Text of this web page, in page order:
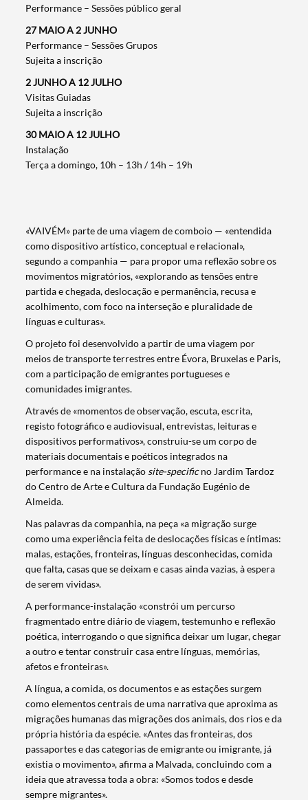
Performance – Sessões público geral
27 MAIO A 2 JUNHO
Performance – Sessões Grupos
Sujeita a inscrição
2 JUNHO A 12 JULHO
Visitas Guiadas
Sujeita a inscrição
30 MAIO A 12 JULHO
Instalação
Terça a domingo, 10h – 13h / 14h – 19h
«VAIVÉM» parte de uma viagem de comboio — «entendida
como dispositivo artístico, conceptual e relacional»,
segundo a companhia — para propor uma reflexão sobre os
movimentos migratórios, «explorando as tensões entre
partida e chegada, deslocação e permanência, recusa e
acolhimento, com foco na interseção e pluralidade de
línguas e culturas».
O projeto foi desenvolvido a partir de uma viagem por
meios de transporte terrestres entre Évora, Bruxelas e Paris,
com a participação de emigrantes portugueses e
comunidades imigrantes.
Através de «momentos de observação, escuta, escrita,
registo fotográfico e audiovisual, entrevistas, leituras e
dispositivos performativos», construiu-se um corpo de
materiais documentais e poéticos integrados na
performance e na instalação site-specificno Jardim Tardoz
do Centro de Arte e Cultura da Fundação Eugénio de
Almeida.
Nas palavras da companhia, na peça «a migração surge
como uma experiência feita de deslocações físicas e íntimas:
malas, estações, fronteiras, línguas desconhecidas, comida
que falta, casas que se deixam e casas ainda vazias, à espera
de serem vividas».
A performance-instalação «constrói um percurso
fragmentado entre diário de viagem, testemunho e reflexão
poética, interrogando o que significa deixar um lugar, chegar
a outro e tentar construir casa entre línguas, memórias,
afetos e fronteiras».
A língua, a comida, os documentos e as estações surgem
como elementos centrais de uma narrativa que aproxima as
migrações humanas das migrações dos animais, dos rios e da
própria história da espécie. «Antes das fronteiras, dos
passaportes e das categorias de emigrante ou imigrante, já
existia o movimento», afirma a Malvada, concluindo com a
ideia que atravessa toda a obra: «Somos todos e desde
sempre migrantes».